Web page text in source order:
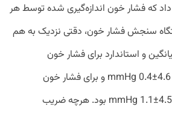
که فشار خون اندازه‌گیری شده توسط هر
سنجش فشار خون، دقتی نزدیک به هم
و استاندارد برای فشار خون
سیستولیک (SBP) برابر 4.6±0.4 mmHg و برای فشار خون
دیاستولیک (DBP) برابر 4.5±1.1 mmHg بود. هرچه ضریب